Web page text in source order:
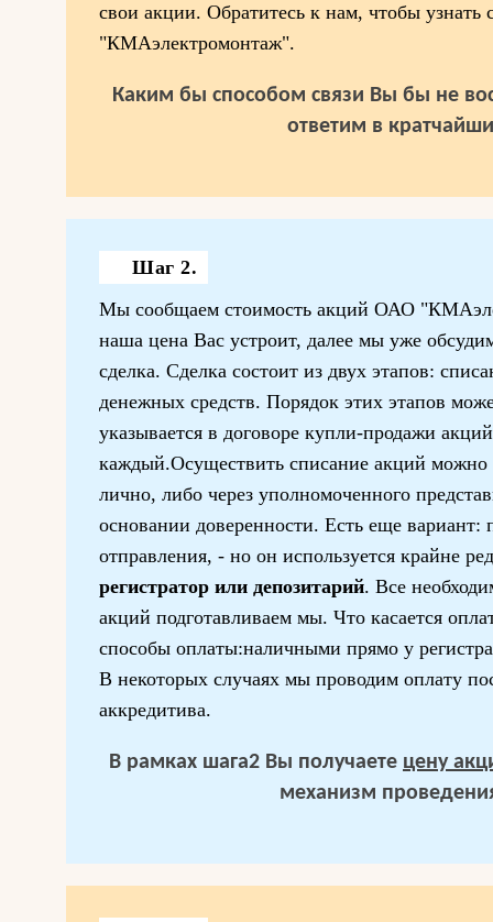
свои акции. Обратитесь к нам, чтобы
"КМАэлектромонтаж".
Каким бы способом связи Вы бы не
ответим в
Шаг 2.
Мы сообщаем стоимость акций ОАО
наша цена Вас устроит, далее мы уже
сделка. Сделка состоит из двух этапов:
денежных средств. Порядок этих этапов
указывается в договоре купли-продажи
каждый.Осуществить списание акций можно
лично, либо через уполномоченного
основании доверенности. Есть еще вариант:
отправления, - но он используется крайне
регистратор или депозитарий. Все
акций подготавливаем мы. Что касается
способы оплаты:наличными прямо у
В некоторых случаях мы проводим оплату
аккредитива.
В рамках шага2 Вы получаете цену
механизм